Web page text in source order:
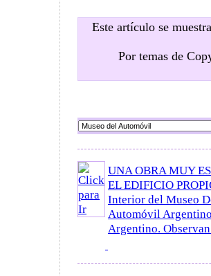
Este artículo se
Por temas de
UNA OBRA MUY
EL EDIFICIO
Interior del Museo
Automóvil
Argentino.